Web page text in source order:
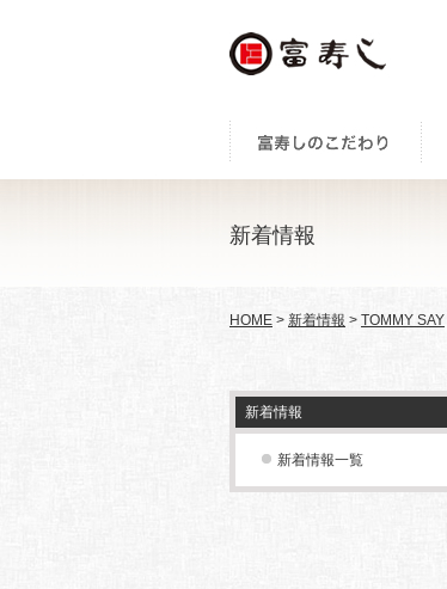
新着情報
HOME > 新着情報 > TOMMY SAY
新着情報
新着情報一覧